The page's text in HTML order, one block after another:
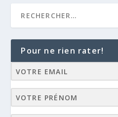
Pour ne rien rater!